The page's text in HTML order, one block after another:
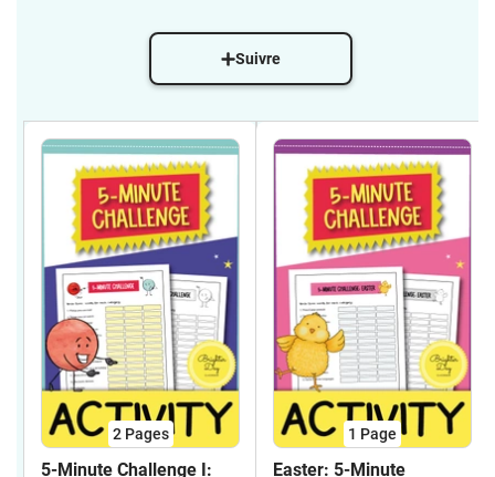
Suivre
2 Pages
5-Minute Challenge I:
1 Page
Easter: 5-Minute